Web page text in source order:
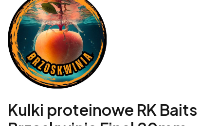
Kulki proteinowe RK Baits